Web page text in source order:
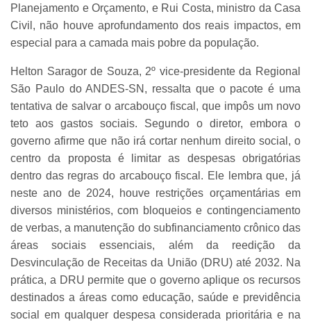
Planejamento e Orçamento, e Rui Costa, ministro da Casa
Civil, não houve aprofundamento dos reais impactos, em
especial para a camada mais pobre da população.
Helton Saragor de Souza, 2º vice-presidente da Regional
São Paulo do ANDES-SN, ressalta que o pacote é uma
tentativa de salvar o arcabouço fiscal, que impôs um novo
teto aos gastos sociais. Segundo o diretor, embora o
governo afirme que não irá cortar nenhum direito social, o
centro da proposta é limitar as despesas obrigatórias
dentro das regras do arcabouço fiscal. Ele lembra que, já
neste ano de 2024, houve restrições orçamentárias em
diversos ministérios, com bloqueios e contingenciamento
de verbas, a manutenção do subfinanciamento crônico das
áreas sociais essenciais, além da reedição da
Desvinculação de Receitas da União (DRU) até 2032. Na
prática, a DRU permite que o governo aplique os recursos
destinados a áreas como educação, saúde e previdência
social em qualquer despesa considerada prioritária e na